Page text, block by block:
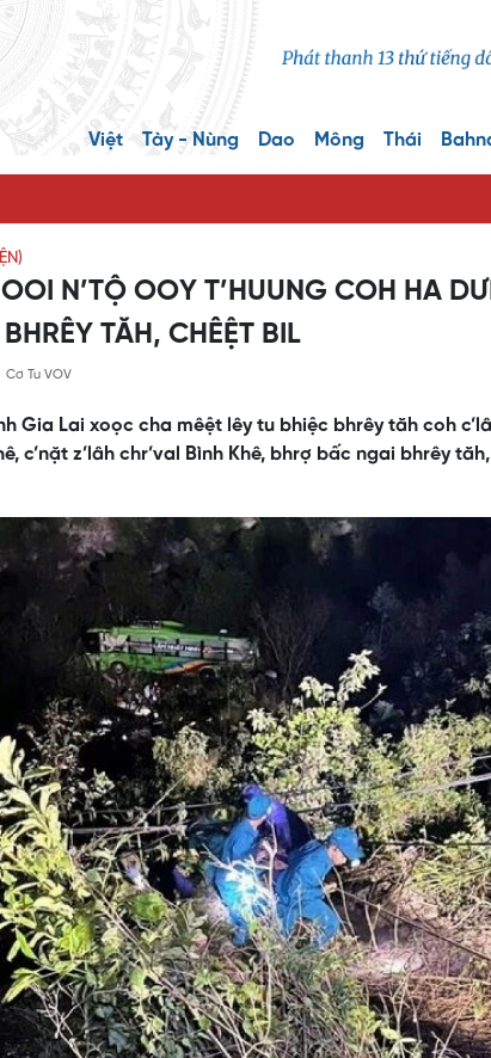
Việt Tày - Nùng Dao Mông Thái
N’TỘ OOY T’HUUNG COH HA
TĂH, CHÊỆT BIL
Cơ Tu VOV
Gia Lai xoọc cha mêệt lêy tu bhiệc bhrêy tăh coh
c’nặt z’lâh chr’val Bình Khê, bhrợ bấc ngai bhrêy